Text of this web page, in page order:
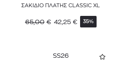
ΣΑΚΙΔΙΟ ΠΛΑΤΗΣ CLASSIC XL
65,00 € 42,25 € 35%
SS26